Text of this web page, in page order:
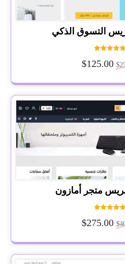
التسوق الذكي
5.00
من 5
$
$125.00
متجر أمازون
5.00
من 5
$
$275.00